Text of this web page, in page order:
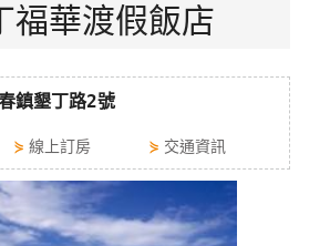
福華渡假飯店
鎮墾丁路2號
⋟ 線上訂房 ⋟ 交通資訊